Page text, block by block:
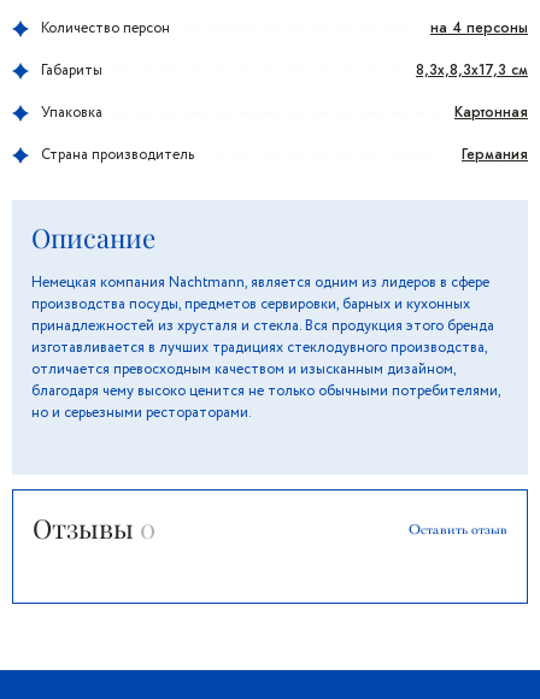
Количество персон на 4 персоны
Габариты 8,3x,8,3x17,3 см
Упаковка Картонная
Страна производитель Германия
Описание
Немецкая компания Nachtmann, является одним из лидеров в сфере
производства посуды, предметов сервировки, барных и кухонных
принадлежностей из хрусталя и стекла. Вся продукция этого бренда
изготавливается в лучших традициях стеклодувного производства,
отличается превосходным качеством и изысканным дизайном,
благодаря чему высоко ценится не только обычными потребителями,
но и серьезными рестораторами.
Отзывы 0 Оставить отзыв